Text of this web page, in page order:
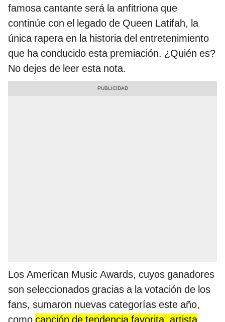
famosa cantante será la anfitriona que
continúe con el legado de Queen Latifah, la
única rapera en la historia del entretenimiento
que ha conducido esta premiación. ¿Quién es?
No dejes de leer esta nota.
Los American Music Awards, cuyos ganadores
son seleccionados gracias a la votación de los
fans, sumaron nuevas categorías este año,
como canción de tendencia favorita, artista